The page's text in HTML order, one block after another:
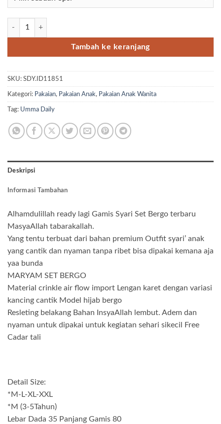
Kuantitas Gamis Syar'i Anak Maryam Set Bergo
Tambah ke keranjang
SKU: SDY.ID11851
Kategori: Pakaian, Pakaian Anak, Pakaian Anak Wanita
Tag: Umma Daily
Deskripsi
Informasi Tambahan
Alhamdulillah ready lagi Gamis Syari Set Bergo terbaru
MasyaAllah tabarakallah.
Yang tentu terbuat dari bahan premium Outfit syari’ anak
yang cantik dan nyaman tanpa ribet bisa dipakai kemana aja
yaa bunda
MARYAM SET BERGO
Material crinkle air flow import Lengan karet dengan variasi
kancing cantik Model hijab bergo
Resleting belakang Bahan InsyaAllah lembut. Adem dan
nyaman untuk dipakai untuk kegiatan sehari sikecil Free
Cadar tali
Detail Size:
*M-L-XL-XXL
*M (3-5Tahun)
Lebar Dada 35 Panjang Gamis 80